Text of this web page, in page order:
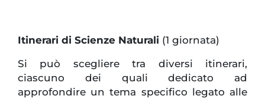
Itinerari di Scienze Naturali (1 giornata)
Si può scegliere tra diversi itinerari,
ciascuno dei quali dedicato ad
approfondire un tema specifico legato alle